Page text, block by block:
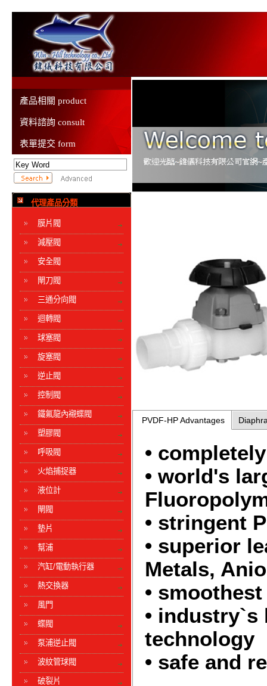
產品相關 product
資料諮詢 consult
表單提交 form
代理產品分類
膜片閥
減壓閥
安全閥
閘刀閥
三通分向閥
迴轉閥
球塞閥
旋塞閥
逆止閥
控制閥
鐵氟龍內襯蝶閥
塑膠閥
呼吸閥
火焰捕捉器
液位計
閘閥
墊片
幫浦
汽缸/電動執行器
熱交換器
風門
蝶閥
泵浦逆止閥
波紋管球閥
破裂片
PVDF-HP Advantages
•
• world's
• stringent
• superior
Metals,
•
• industry`s
technology
• safe and